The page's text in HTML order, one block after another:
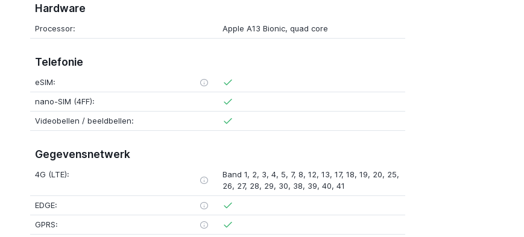
Hardware
Processor: Apple A13 Bionic, quad core
Telefonie
eSIM:
nano-SIM (4FF):
Videobellen / beeldbellen:
Gegevensnetwerk
4G (LTE):
Band 1, 2, 3, 4, 5, 7, 8, 12, 13, 17, 18, 19, 20, 25,
26, 27, 28, 29, 30, 38, 39, 40, 41
EDGE:
GPRS: